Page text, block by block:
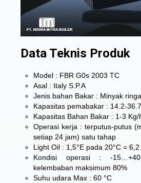
Data Teknis Produk
Model : FBR G0s 2003 TC
Asal : Italy S.P.A
Jenis bahan Bakar : Minyak
Kapasitas pemabakar : 14.2-
Kapasitas Bahan Bakar : 1-3 Kg/
Operasi kerja : terputus-putus
setiap 24 jam) satu tahap
Light Oil : 1,5°E pada 20°C =
Kondisi operasi : -
kelembaban maksimum 80%
Suhu udara Max : 60 °C